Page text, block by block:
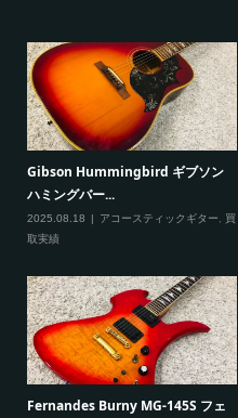
Sambora
レキギター,買取実績
1-FR Blue
Paul Reed
2025.08.09 エレ
Paul Reed
Mark T...